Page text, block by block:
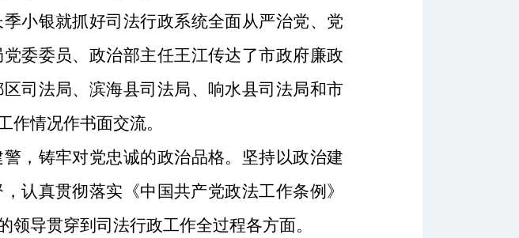
季小银就抓好司法行政系统全面从严治党、党
党委委员、 政治部主任王江传达了市政府廉政
区司法局、滨海县司法局、响水县司法局和市
情况作书面交流。
， 铸牢对党忠诚的政治品格。坚持以政治建
认真贯彻落实《中国共产党政法工作条例》
领导贯穿到司法行政工作全过程各方面。